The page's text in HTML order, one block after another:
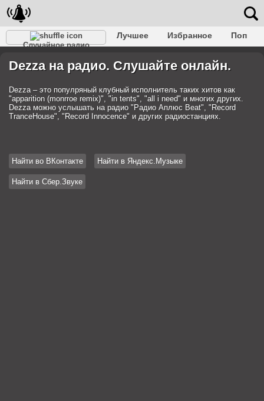
Случайное радио
Лучшее Избранное
Поп
Разговорное
Рэп Транс Дип-хаус
Фолк
Dezza на радио. Слушайте онлайн.
Dezza – это популряный клубный исполнитель таких хитов как
"apparition (monrroe remix)", "in tents", "all i need" и многих других.
Dezza можно услышать на радио "Радио Аплюс Beat", "Record
TranceHouse", "Record Innocence" и других радиостанциях.
Найти во ВКонтакте Найти в Яндекс.Музыке
Найти в Сбер.Звуке